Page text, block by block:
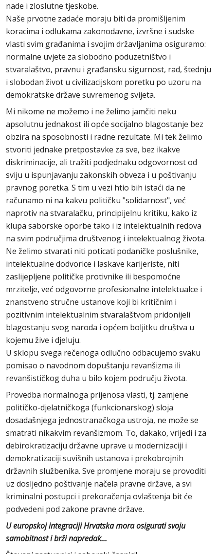
nade i zloslutne tjeskobe.
Naše prvotne zadaće moraju biti da promišljenim
koracima i odlukama zakonodavne, izvršne i sudske
vlasti svim građanima i svojim državljanima osiguramo:
normalne uvjete za slobodno poduzetništvo i
stvaralaštvo, pravnu i građansku sigurnost, rad, štednju
i slobodan život u civilizacijskom poretku po uzoru na
demokratske države suvremenog svijeta.
Mi nikome ne možemo i ne želimo jamčiti neku
apsolutnu jednakost ili opće socijalno blagostanje bez
obzira na sposobnosti i radne rezultate. Mi tek želimo
stvoriti jednake pretpostavke za sve, bez ikakve
diskriminacije, ali tražiti podjednaku odgovornost od
sviju u ispunjavanju zakonskih obveza i u poštivanju
pravnog poretka. S tim u vezi htio bih istaći da ne
računamo ni na kakvu političku "solidarnost", već
naprotiv na stvaralačku, principijelnu kritiku, kako iz
klupa saborske oporbe tako i iz intelektualnih redova
na svim područjima društvenog i intelektualnog života.
Ne želimo stvarati niti poticati podaničke poslušnike,
intelektualne dodvorice i laskave karijeriste, niti
zaslijepljene političke protivnike ili bespomoćne
mrzitelje, već odgovorne profesionalne intelektualce i
znanstveno stručne ustanove koji bi kritičnim i
pozitivnim intelektualnim stvaralaštvom pridonijeli
blagostanju svog naroda i općem boljitku društva u
kojemu žive i djeluju.
U sklopu svega rečenoga odlučno odbacujemo svaku
pomisao o navodnom dopuštanju revanšizma ili
revanšističkog duha u bilo kojem području života.
Provedba normalnoga prijenosa vlasti, tj. zamjene
političko-djelatničkoga (funkcionarskog) sloja
dosadašnjega jednostranačkoga ustroja, ne može se
smatrati nikakvim revanšizmom. To, dakako, vrijedi i za
debirokratizaciju državne uprave u modernizaciji i
demokratizaciji suvišnih ustanova i prekobrojnih
državnih službenika. Sve promjene moraju se provoditi
uz dosljedno poštivanje načela pravne države, a svi
kriminalni postupci i prekoračenja ovlaštenja bit će
podvedeni pod zakone pravne države.
U europskoj integraciji Hrvatska mora osigurati svoju
samobitnost i brži napredak...